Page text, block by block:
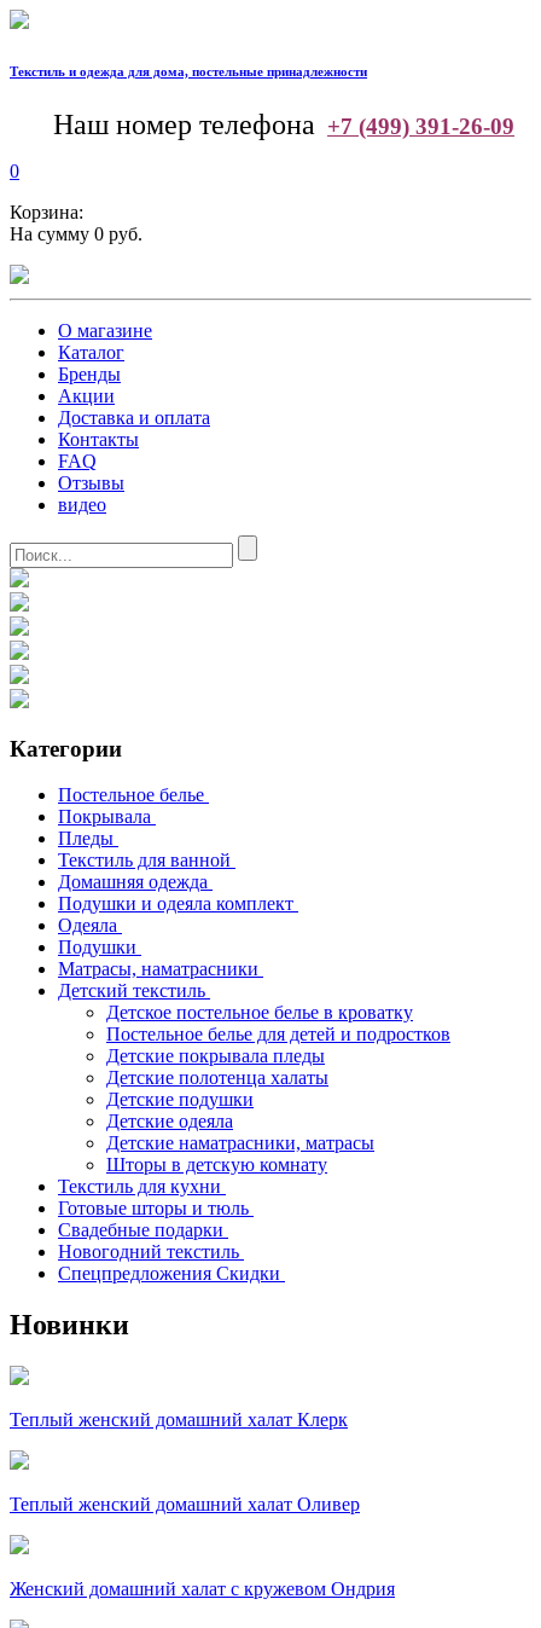
Текстиль и одежда для дома, постельные принадлежности
Наш номер телефона +7 (499) 391-26-09
0
Корзина:
На сумму 0 руб.
О магазине
Каталог
Бренды
Акции
Доставка и оплата
Контакты
FAQ
Отзывы
видео
Категории
Постельное белье
Покрывала
Пледы
Текстиль для ванной
Домашняя одежда
Подушки и одеяла комплект
Одеяла
Подушки
Матрасы, наматрасники
Детский текстиль
Детское постельное белье в кроватку
Постельное белье для детей и подростков
Детские покрывала пледы
Детские полотенца халаты
Детские подушки
Детские одеяла
Детские наматрасники, матрасы
Шторы в детскую комнату
Текстиль для кухни
Готовые шторы и тюль
Свадебные подарки
Новогодний текстиль
Спецпредложения Скидки
Новинки
Теплый женский домашний халат Клерк
Теплый женский домашний халат Оливер
Женский домашний халат с кружевом Ондрия